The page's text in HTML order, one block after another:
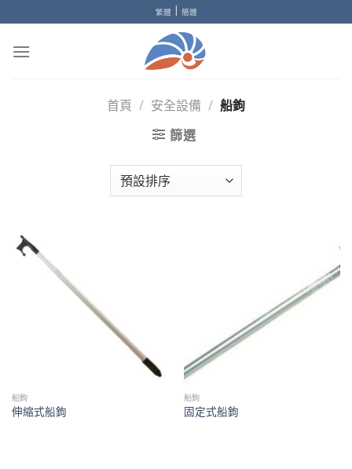
to
content
繁體 | 簡體
首頁 / 安全設備 / 船鉤
篩選
船鉤
伸縮式船鉤
船鉤
固定式船鉤